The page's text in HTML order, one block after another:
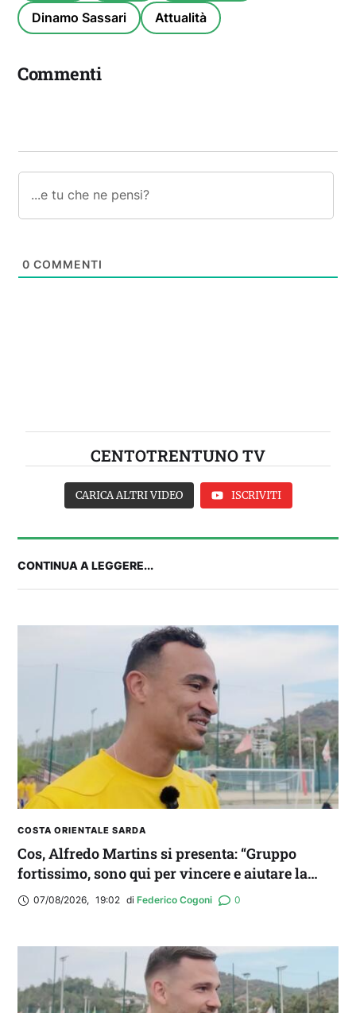
Dinamo Sassari Attualità
Commenti
0 COMMENTI
CENTOTRENTUNO TV
FANTA 131 LIVE | La nuova stagione al
fantacalcio: le novità di Fanta 131 e chi
acquistare
CARICA ALTRI VIDEO ISCRIVITI
CONTINUA A LEGGERE...
COSTA ORIENTALE SARDA
Cos, Alfredo Martins si presenta: “Gruppo
fortissimo, sono qui per vincere e aiutare la
squadra. Idolo? Mi ispiro a Romario”
07/08/2026, 19:02 di Federico Cogoni 0